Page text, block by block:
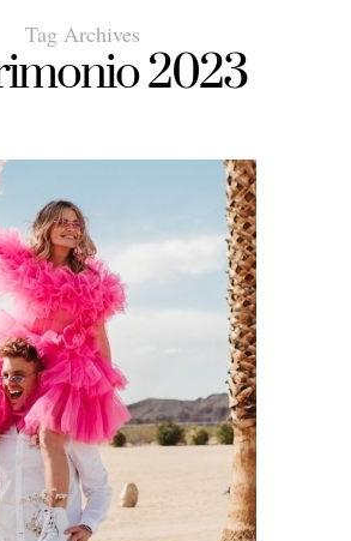
Tag Archives
2023